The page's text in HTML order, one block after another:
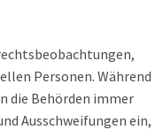
Personen. Während
die Behörden immer
Ausschweifungen ein,